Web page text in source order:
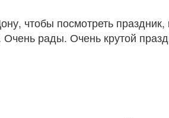
чтобы посмотреть
рады. Очень крутой